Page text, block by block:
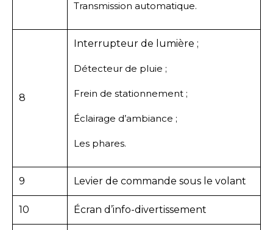
Transmission automatique.
8
Interrupteur de lumière ;
Détecteur de pluie ;
Frein de stationnement ;
Éclairage d’ambiance ;
Les phares.
9 Levier de commande sous le volant
10 Écran d’info-divertissement